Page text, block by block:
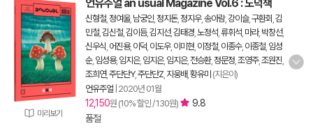
미리보기
언유주얼 an usual Magazine Vol.6 : 도덕책
신형철 정여울, 남궁인 정지돈, 정지우, 송아람, 강이슬, 구환회 김
민철 김신철 김이듬, 김지선, 김태경 노정석 류휘석 마라, 박창선,
신우식 어진용, 이덕 이도우, 이미현 이정철 이종수, 이종철 임성
순, 임성용, 임지은, 임지은, 임지은, 전승환, 정문정 조영주, 조원진
조희연, 주단단Y, 주단단Z 지웅배 황유미 (지은이)
언유주얼 2020년 01월
12,150원 (10% 할인 / 130원)
9.8
품절